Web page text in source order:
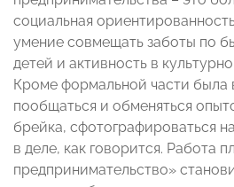
социальная
умение совмещать заботы по
детей и активность в
Кроме формальной части была
пообщаться и обменяться
брейка, сфотографироваться
в деле, как говорится. Работа
предпринимательство»